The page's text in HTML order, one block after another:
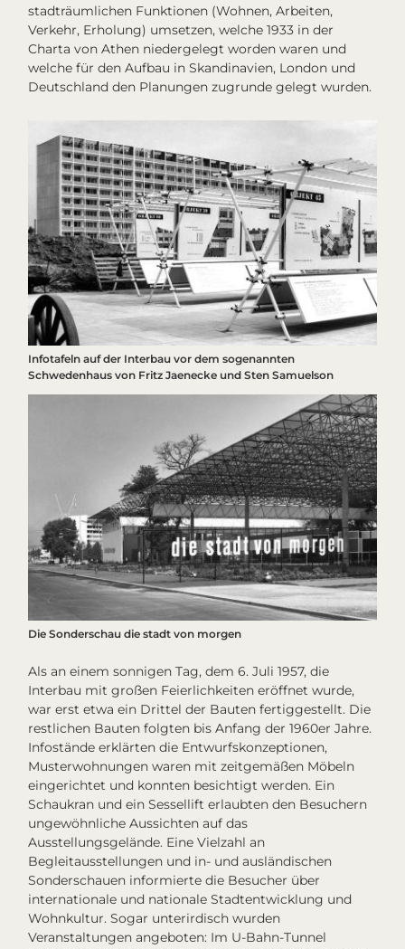
stadträumlichen Funktionen (Wohnen, Arbeiten,
Verkehr, Erholung) umsetzen, welche 1933 in der
Charta von Athen niedergelegt worden waren und
welche für den Aufbau in Skandinavien, London und
Deutschland den Planungen zugrunde gelegt wurden.
Infotafeln auf der Interbau vor dem sogenannten
Schwedenhaus von Fritz Jaenecke und Sten Samuelson
Die Sonderschaudie stadt von morgen
Als an einem sonnigen Tag, dem 6. Juli 1957, die
Interbau mit großen Feierlichkeiten eröffnet wurde,
war erst etwa ein Drittel der Bauten fertiggestellt. Die
restlichen Bauten folgten bis Anfang der 1960er Jahre.
Infostände erklärten die Entwurfskonzeptionen,
Musterwohnungen waren mit zeitgemäßen Möbeln
eingerichtet und konnten besichtigt werden. Ein
Schaukran und ein Sessellift erlaubten den Besuchern
ungewöhnliche Aussichten auf das
Ausstellungsgelände. Eine Vielzahl an
Begleitausstellungen und in- und ausländischen
Sonderschauen informierte die Besucher über
internationale und nationale Stadtentwicklung und
Wohnkultur. Sogar unterirdisch wurden
Veranstaltungen angeboten: Im U-Bahn-Tunnel